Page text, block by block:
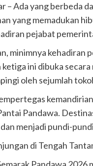
– Ada yang berbeda
yang memadukan
pejabat
minimnya kehadiran
ini dibuka
oleh sejumlah
Pandawa.
menjadi pundi-
di Tengah